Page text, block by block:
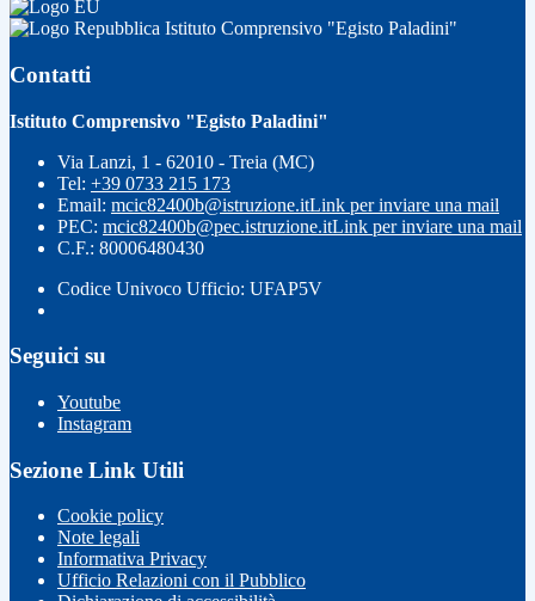
Istituto Comprensivo "Egisto Paladini"
Contatti
Istituto Comprensivo "Egisto Paladini"
Via Lanzi, 1 - 62010 - Treia (MC)
Tel: +39 0733 215 173
Email: mcic82400b@istruzione.itLink per inviare una mail
PEC: mcic82400b@pec.istruzione.itLink per inviare una mail
C.F.: 80006480430
Codice Univoco Ufficio: UFAP5V
Seguici su
Youtube
Instagram
Sezione Link Utili
Cookie policy
Note legali
Informativa Privacy
Ufficio Relazioni con il Pubblico